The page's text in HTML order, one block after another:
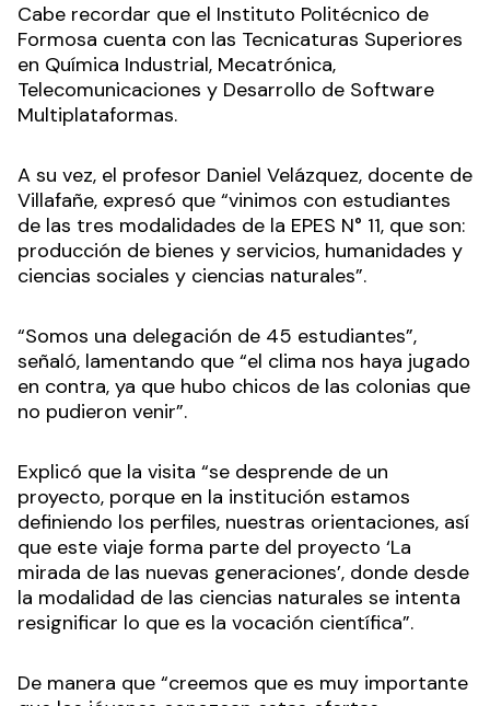
Cabe recordar que el Instituto Politécnico de
Formosa cuenta con las Tecnicaturas Superiores
en Química Industrial, Mecatrónica,
Telecomunicaciones y Desarrollo de Software
Multiplataformas.
A su vez, el profesor Daniel Velázquez, docente de
Villafañe, expresó que “vinimos con estudiantes
de las tres modalidades de la EPES N° 11, que son:
producción de bienes y servicios, humanidades y
ciencias sociales y ciencias naturales”.
“Somos una delegación de 45 estudiantes”,
señaló, lamentando que “el clima nos haya jugado
en contra, ya que hubo chicos de las colonias que
no pudieron venir”.
Explicó que la visita “se desprende de un
proyecto, porque en la institución estamos
definiendo los perfiles, nuestras orientaciones, así
que este viaje forma parte del proyecto ‘La
mirada de las nuevas generaciones’, donde desde
la modalidad de las ciencias naturales se intenta
resignificar lo que es la vocación científica”.
De manera que “creemos que es muy importante